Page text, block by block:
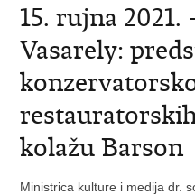
15. rujna 2021.
Vasarely:
kolažu Barson
Ministrica kulture i medija dr.